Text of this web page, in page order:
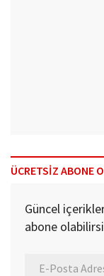
ÜCRETSİZ ABONE
Güncel
abone